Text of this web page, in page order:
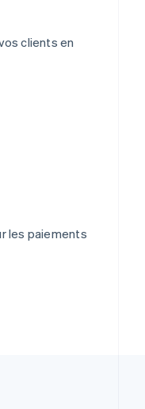
clients en
les paiements